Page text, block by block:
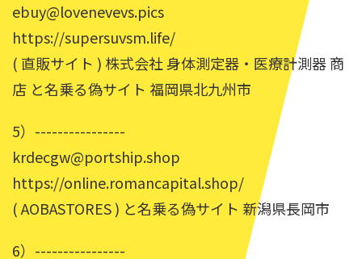
ebuy@lovenevevs.pics
https://supersuvsm.life/
( 直販サイト ) 株式会社 身体測定器・医療計測器 商
店 と名乗る偽サイト 福岡県北九州市
5）----------------
krdecgw@portship.shop
https://online.romancapital.shop/
( AOBASTORES ) と名乗る偽サイト 新潟県長岡市
6）----------------